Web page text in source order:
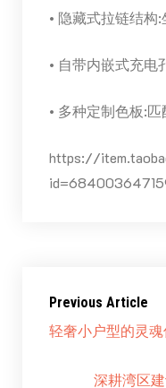
• 隐藏式拉链结构
• 自带内嵌式充电
• 多种定制色板:
https://
Previous Article
轻奢小户型的灵魂
深耕湾区